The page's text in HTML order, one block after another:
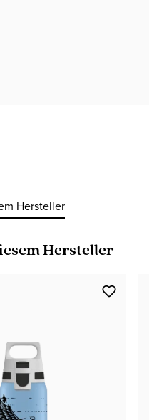
Hersteller
Hersteller